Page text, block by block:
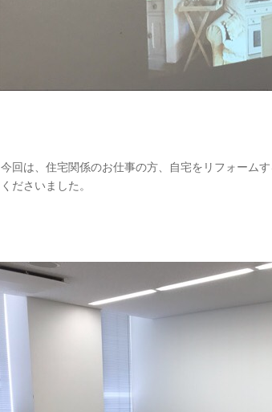
今回は、住宅関係のお仕事の方、自宅をリフォーム
くださいました。